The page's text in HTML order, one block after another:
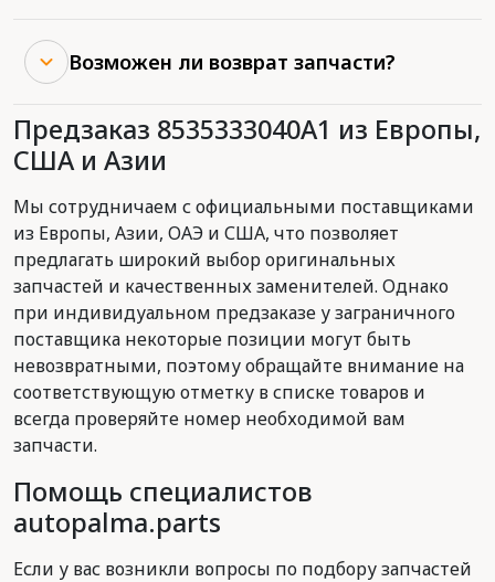
Возможен ли возврат запчасти?
Предзаказ 8535333040A1 из Европы,
США и Азии
Мы сотрудничаем с официальными поставщиками
из Европы, Азии, ОАЭ и США, что позволяет
предлагать широкий выбор оригинальных
запчастей и качественных заменителей. Однако
при индивидуальном предзаказе у заграничного
поставщика некоторые позиции могут быть
невозвратными, поэтому обращайте внимание на
соответствующую отметку в списке товаров и
всегда проверяйте номер необходимой вам
запчасти.
Помощь специалистов
autopalma.parts
Если у вас возникли вопросы по подбору запчастей